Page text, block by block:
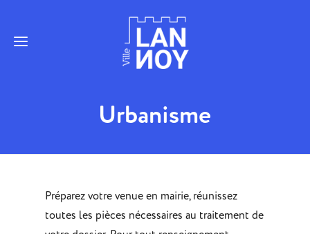
Urbanisme
Préparez votre venue en mairie, réunissez
toutes les pièces nécessaires au traitement de